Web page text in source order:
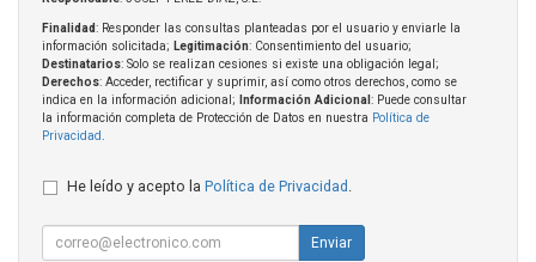
Finalidad: Responder las consultas planteadas por el usuario y enviarle la
información solicitada; Legitimación: Consentimiento del usuario;
Destinatarios: Solo se realizan cesiones si existe una obligación legal;
Derechos: Acceder, rectificar y suprimir, así como otros derechos, como se
indica en la información adicional;
Información Adicional : Puede consultar
la información completa de Protección de Datos en nuestra Política de
Privacidad
He leído y acepto la Política de Privacidad
Enviar